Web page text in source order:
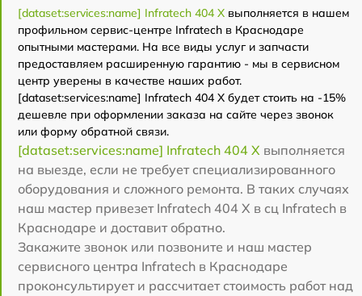
[dataset:services:name] Infratech 404 Х выполняется в нашем
профильном сервис-центре Infratech в Краснодаре
опытными мастерами. На все виды услуг и запчасти
предоставляем расширенную гарантию - мы в сервисном
центр уверены в качестве наших работ.
[dataset:services:name] Infratech 404 Х будет стоить на -15%
дешевле при оформлении заказа на сайте через звонок
или форму обратной связи.
[dataset:services:name] Infratech 404 Х выполняется
на выезде, если не требует специализированного
оборудования и сложного ремонта. В таких случаях
наш мастер привезет Infratech 404 Х в сц Infratech в
Краснодаре и доставит обратно.
Закажите звонок или позвоните и наш мастер
сервисного центра Infratech в Краснодаре
проконсультирует и рассчитает стоимость работ над